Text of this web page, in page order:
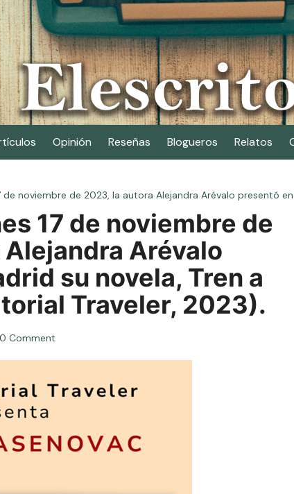
Opinión Reseñas Blogueros Relatos
de noviembre de 2023, la autora Alejandra Arévalo presentó
17 de noviembre de
Arévalo
su novela, Tren a
Traveler, 2023).
0 Comment